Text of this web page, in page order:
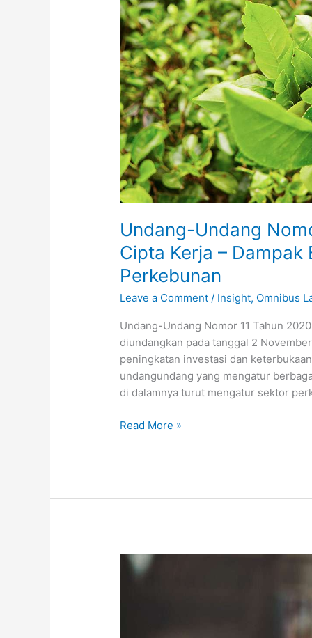
Undang-Undang
Cipta Kerja – Dampak
Perkebunan
Leave a Comment / Insight, Omnibus
Undang-Undang Nomor 11 Tahun
diundangkan pada tanggal 2
peningkatan investasi dan
undangundang yang mengatur
di dalamnya turut mengatur sektor
11
Tahun
2020
Tentang
Cipta
Kerja
–
Dampak
Bagi
Sektor
Usaha
Perkebunan
Read More »
Peraturan
Pelaksana